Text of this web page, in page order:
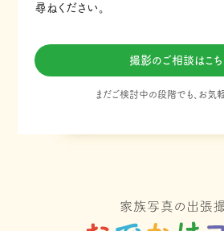
尋ねください。
撮影のご相談はこち
まだご検討中の段階でも、お気軽